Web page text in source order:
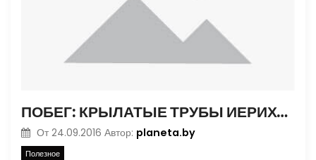
ПОБЕГ: КРЫЛАТЫЕ ТРУБЫ ИЕРИХОНА
От 24.09.2016 Автор: planeta.by
Полезное